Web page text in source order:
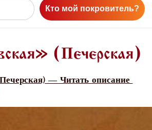
Кто мой покровитель?
(Печерская)
— Читать описание